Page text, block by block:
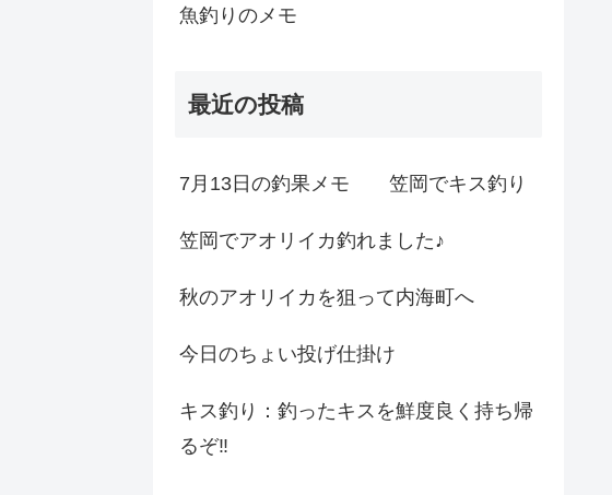
魚釣りのメモ
最近の投稿
7月13日の釣果メモ 笠岡でキス釣り
笠岡でアオリイカ釣れました♪
秋のアオリイカを狙って内海町へ
今日のちょい投げ仕掛け
キス釣り：釣ったキスを鮮度良く持ち帰
るぞ‼